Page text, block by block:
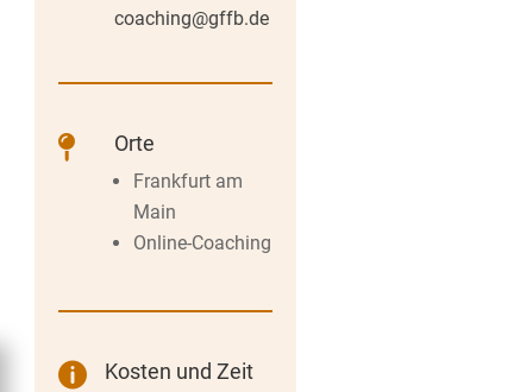
coaching@gffb.de
 Orte
Frankfurt am
Main
Online-Coaching
 Kosten und Zeit